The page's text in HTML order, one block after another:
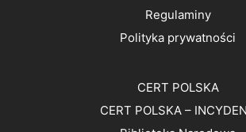
Regulaminy
Polityka prywatności
CERT POLSKA
CERT POLSKA –